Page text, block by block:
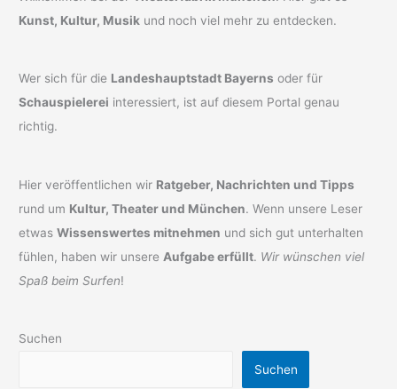
Kunst, Kultur, Musik und noch viel mehr zu entdecken.
Wer sich für die Landeshauptstadt Bayerns oder für
Schauspielerei interessiert, ist auf diesem Portal genau
richtig.
Hier veröffentlichen wir Ratgeber, Nachrichten und Tipps
rund um Kultur, Theater und München. Wenn unsere Leser
etwasWissenswertes mitnehmen und sich gut unterhalten
fühlen, haben wir unsere Aufgabe erfüllt. Wir wünschen viel
Spaß beim Surfen!
Suchen
Suchen